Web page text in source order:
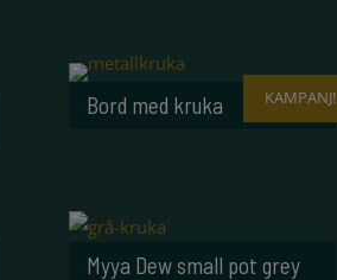
KAMPANJ!
Bord med kruka
Myya Dew small pot grey